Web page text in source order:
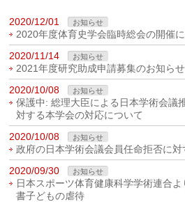
2020/12/01 お知らせ
2020年度体育史学会臨時総会の開催
2020/11/14
お知らせ
2021年度研究助成申請募集のお知らせ
2020/10/08
お知らせ
保護中: 総理大臣による日本学術会議
対する本学会の対応について
2020/10/08
お知らせ
政府の日本学術会議会員任命拒否に対
2020/09/30
お知らせ
日本スポーツ体育健康科学学術連合
書子どもの虐待